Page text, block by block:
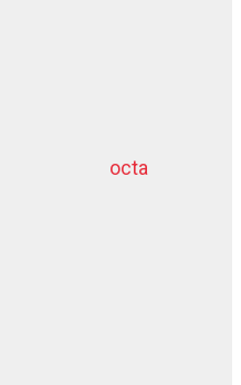
octa
dziļurbums